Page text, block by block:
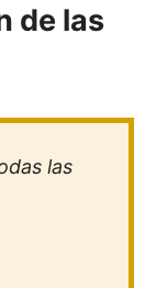
de las
las